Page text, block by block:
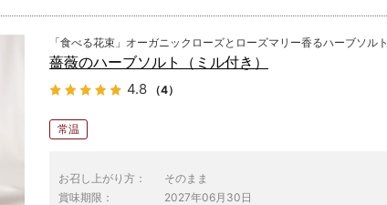
「食べる花束」オーガニックローズとローズマリー香るハーブソルト
薔薇のハーブソルト（ミル付き）
4.8 （4）
常温
お召し上がり方：
そのまま
賞味期限：
2027年06月30日